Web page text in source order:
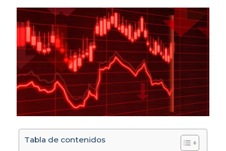
Tabla de contenidos